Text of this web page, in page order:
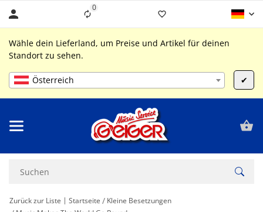
0Liste ist leer
Wähle dein Lieferland, um Preise und Artikel für deinen
Standort zu sehen.
Österreich ✔
Zurück zur Liste Startseite
Kleine Besetzungen